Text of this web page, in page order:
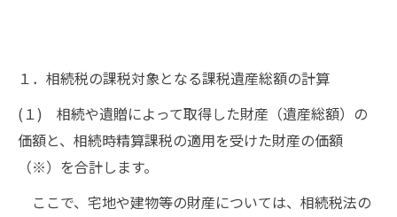
１．相続税の課税対象となる課税遺産総額の計算
(１) 相続や遺贈によって取得した財産（遺産総額）の
価額と、相続時精算課税の適用を受けた財産の価額
（※）を合計します。
ここで、宅地や建物等の財産については、相続税法の